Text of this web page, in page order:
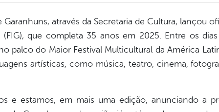
Garanhuns, através da Secretaria de Cultura, lançou
(FIG), que completa 35 anos em 2025. Entre os
palco do Maior Festival Multicultural da América
artísticas, como música, teatro, cinema,
e estamos, em mais uma edição, anunciando a